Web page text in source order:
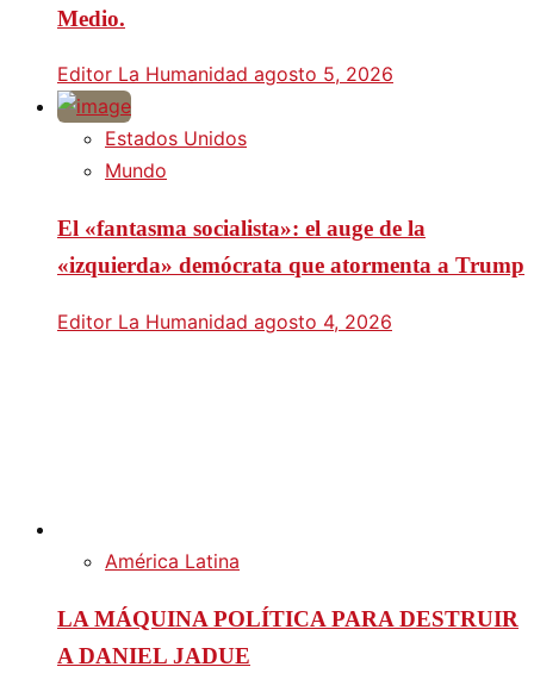
Medio.
Editor La Humanidad agosto 5, 2026
Estados Unidos
Mundo
El «fantasma socialista»: el auge de la
«izquierda» demócrata que atormenta a Trump
Editor La Humanidad agosto 4, 2026
América Latina
LA MÁQUINA POLÍTICA PARA DESTRUIR
A DANIEL JADUE